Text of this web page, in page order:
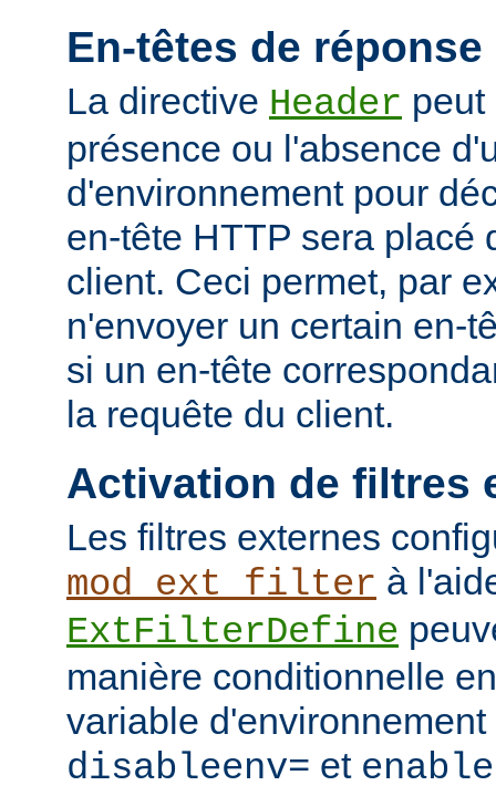
En-têtes de
La directive Header peut
présence ou l'absence
d'environnement pour
en-tête HTTP sera placé
client. Ceci permet, par
n'envoyer un certain en-
si un en-tête
la requête du client.
Activation de filtres
Les filtres externes
mod_ext_filter à
ExtFilterDefine
manière conditionnelle
variable
disableenv= et